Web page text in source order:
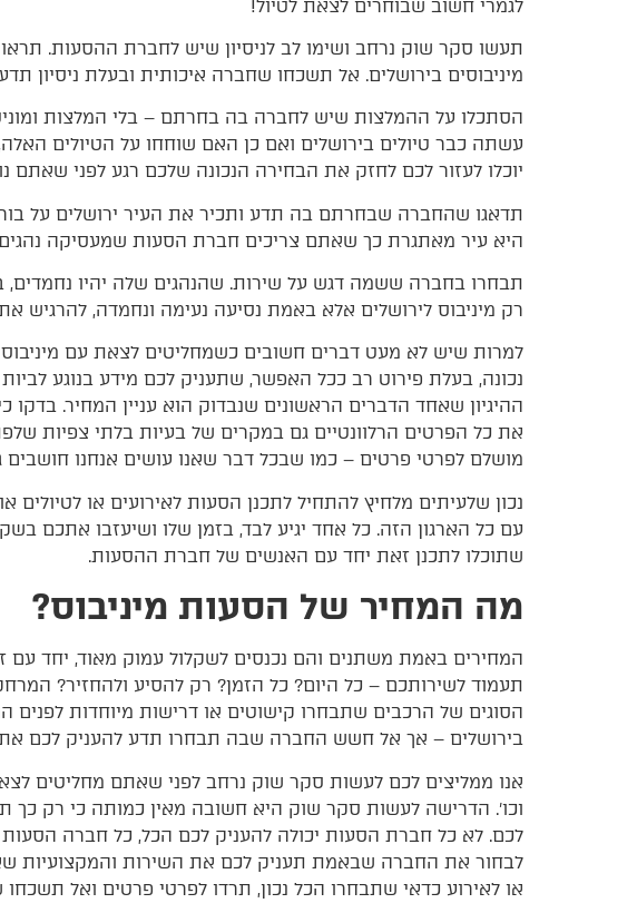
לגמרי חשוב שבוחרים לצאת לטיול!
תעשו סקר שוק נרחב ושימו לב לניסיון שיש לחברת ההסעות.
מיניבוסים בירושלים. אל תשכחו שחברה איכותית ובעלת ניסיון
הסתכלו על ההמלצות שיש לחברה בה בחרתם – בלי המלצות
עשתה כבר טיולים בירושלים ואם כן האם שוחחו על הטיולים
יוכלו לעזור לכם לחזק את הבחירה הנכונה שלכם רגע לפני שאתם
תדאגו שהחברה שבחרתם בה תדע ותכיר את העיר ירושלים על
היא עיר מאתגרת כך שאתם צריכים חברת הסעות שמעסיקה
תבחרו בחברה ששמה דגש על שירות. שהנהגים שלה יהיו
רק מיניבוס לירושלים אלא באמת נסיעה נעימה ונחמדה, להרגיש
למרות שיש לא מעט דברים חשובים כשמחליטים לצאת עם
נכונה, בעלת פירוט רב ככל האפשר, שתעניק לכם מידע בנוגע
ההיגיון שאחד הדברים הראשונים שנבדוק הוא עניין המחיר.
את כל הפרטים הרלוונטיים גם במקרים של בעיות בלתי צפיות
מושלם לפרטי פרטים – כמו שבכל דבר שאנו עושים אנחנו
נכון שלעיתים מלחיץ להתחיל לתכנן הסעות לאירועים או
עם כל הארגון הזה. כל אחד יגיע לבד, בזמן שלו ושיעזבו
שתוכלו לתכנן זאת יחד עם האנשים של חברת ההסעות.
מה המחיר של הסעות מיניבוס?
המחירים באמת משתנים והם נכנסים לשקלול עמוק מאוד, יחד
תעמוד לשירותכם – כל היום? כל הזמן? רק להסיע ולהחזיר?
הסוגים של הרכבים שתבחרו קישוטים או דרישות מיוחדות לפנים
בירושלים – אך אל חשש החברה שבה תבחרו תדע להעניק לכם
אנו ממליצים לכם לעשות סקר שוק נרחב לפני שאתם מחליטים
וכו׳. הדרישה לעשות סקר שוק היא חשובה מאין כמותה כי רק כך
לכם. לא כל חברת הסעות יכולה להעניק לכם הכל, כל חברה
לבחור את החברה שבאמת תעניק לכם את השירות והמקצועיות
או לאירוע כדאי שתבחרו הכל נכון, תרדו לפרטי פרטים ואל